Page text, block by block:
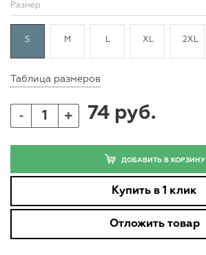
Размер
S M L XL 2XL
Таблица размеров
- + 74 руб.
ДОБАВИТЬ В КОРЗИНУ
Купить в 1 клик
Отложить товар